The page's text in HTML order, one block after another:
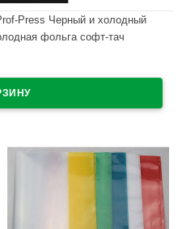
Press Черный и холодный
фольга софт-тач